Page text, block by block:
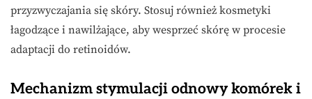
przyzwyczajania się skóry. Stosuj również kosmetyki
łagodzące i nawilżające, aby wesprzeć skórę w procesie
adaptacji do retinoidów.
Mechanizm stymulacji odnowy komórek i